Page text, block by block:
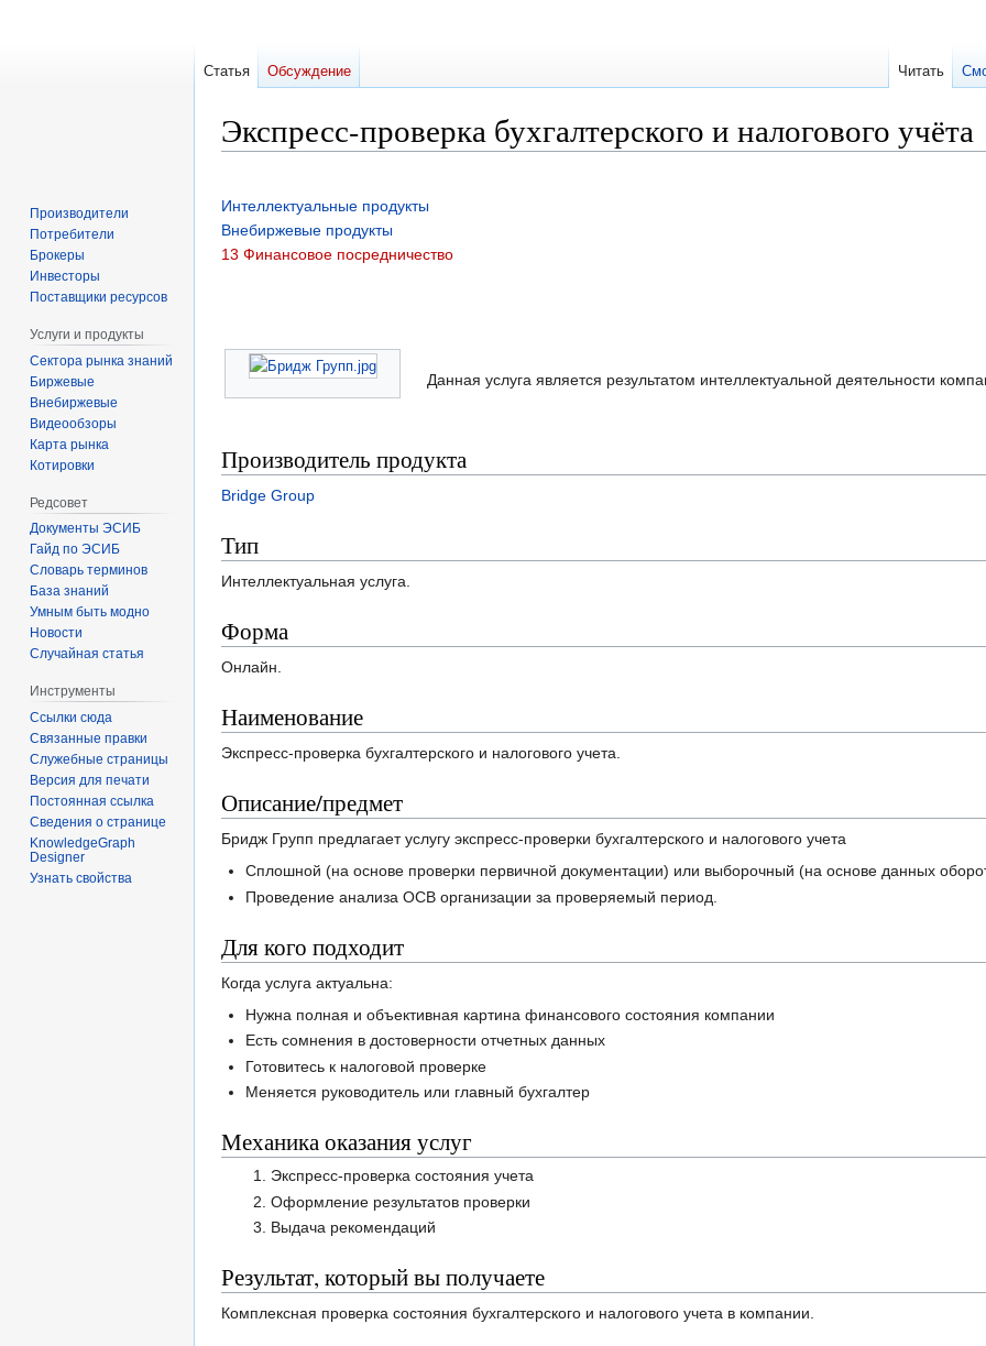
Экспресс-проверка бухгалтерского и налогового учёта
к
навигации
к
поиску
Интеллектуальные продукты
Внебиржевые продукты
13 Финансовое посредничество
Данная услуга является результатом интеллектуальной деятельности
Производитель продукта
Bridge Group
Тип
Интеллектуальная услуга.
Форма
Онлайн.
Наименование
Экспресс-проверка бухгалтерского и налогового учета.
Описание/предмет
Бридж Групп предлагает услугу экспресс-проверки бухгалтерского и налогового учета
Сплошной (на основе проверки первичной документации) или выборочный (на основе данных
Проведение анализа ОСВ организации за проверяемый период.
Для кого подходит
Когда услуга актуальна:
Нужна полная и объективная картина финансового состояния компании
Есть сомнения в достоверности отчетных данных
Готовитесь к налоговой проверке
Меняется руководитель или главный бухгалтер
Механика оказания услуг
Экспресс-проверка состояния учета
Оформление результатов проверки
Выдача рекомендаций
Результат, который вы получаете
Комплексная проверка состояния бухгалтерского и налогового учета в компании.
Статья Обсуждение Читать
Производители
Потребители
Брокеры
Инвесторы
Поставщики ресурсов
Услуги и продукты
Сектора рынка знаний
Биржевые
Внебиржевые
Видеообзоры
Карта рынка
Котировки
Редсовет
Документы ЭСИБ
Гайд по ЭСИБ
Словарь терминов
База знаний
Умным быть модно
Новости
Случайная статья
Инструменты
Ссылки сюда
Связанные правки
Служебные страницы
Версия для печати
Постоянная ссылка
Сведения о странице
KnowledgeGraph
Designer
Узнать свойства